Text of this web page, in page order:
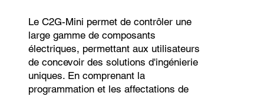
Le C2G-Mini permet de contrôler une
large gamme de composants
électriques, permettant aux utilisateurs
de concevoir des solutions d'ingénierie
uniques. En comprenant la
programmation et les affectations de